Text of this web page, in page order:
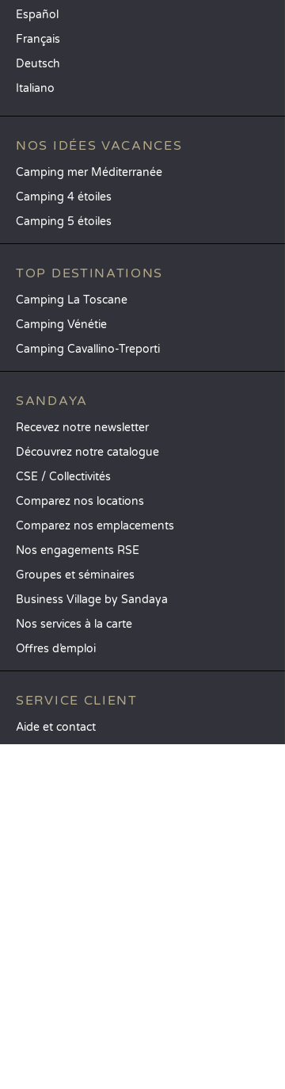
Español
Français
Deutsch
Italiano
NOS IDÉES VACANCES
Camping mer Méditerranée
Camping 4 étoiles
Camping 5 étoiles
TOP DESTINATIONS
Camping La Toscane
Camping Vénétie
Camping Cavallino-Treporti
SANDAYA
Recevez notre newsletter
Découvrez notre catalogue
CSE / Collectivités
Comparez nos locations
Comparez nos emplacements
Nos engagements RSE
Groupes et séminaires
Business Village by Sandaya
Nos services à la carte
Offres d’emploi
SERVICE CLIENT
Aide et contact